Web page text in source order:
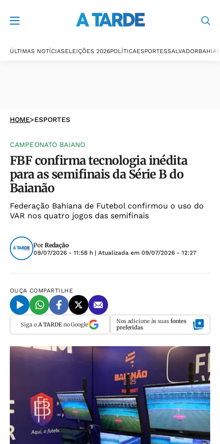
ÚLTIMAS NOTÍCIASELEIÇÕES 2026POLÍTICAESPORTESSALVADORBAHIA
HOME>ESPORTES
CAMPEONATO BAIANO
FBF confirma tecnologia inédita
para as semifinais da Série B do
Baianão
Federação Bahiana de Futebol confirmou o uso do
VAR nos quatro jogos das semifinais
Por Redação
09/07/2026 - 11:58 h | Atualizada em 09/07/2026 - 12:27
OUÇA COMPARTILHE
Siga o A TARDEno Google Nos adicione às suas fontes
preferidas